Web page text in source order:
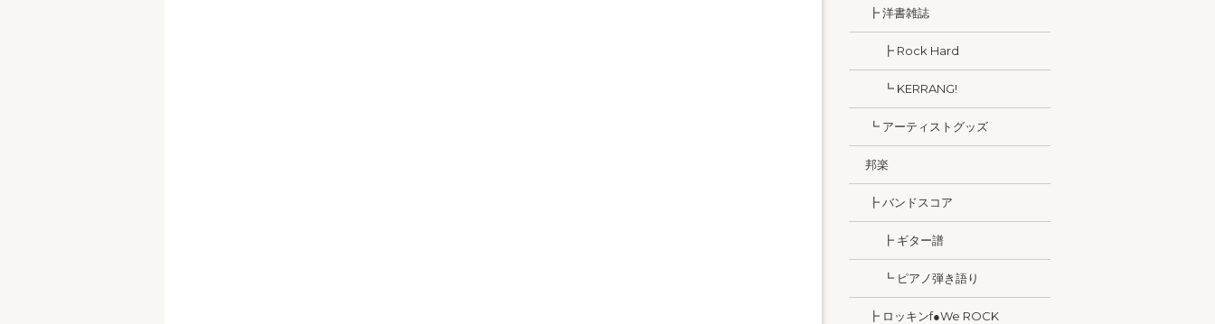
┣ 洋書雑誌
┣ Rock Hard
┗ KERRANG!
┗ アーティストグッズ
邦楽
┣ バンドスコア
┣ ギター譜
┗ ピアノ弾き語り
┣ ロッキンf●We ROCK